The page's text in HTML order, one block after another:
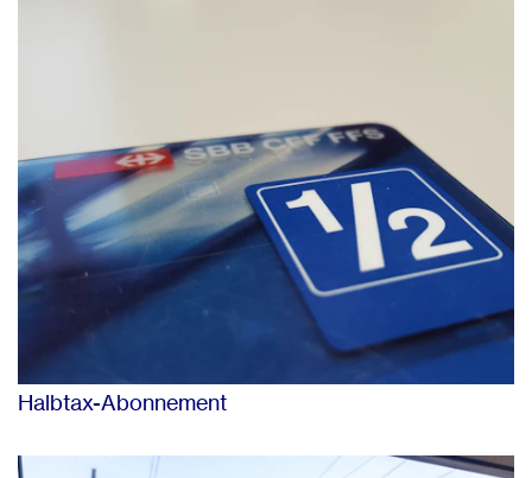
Halbtax-Abonnement